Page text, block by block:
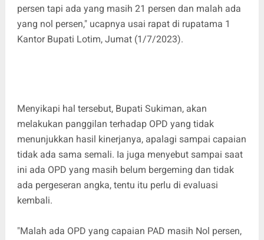
persen tapi ada yang masih 21 persen dan malah ada
yang nol persen," ucapnya usai rapat di rupatama 1
Kantor Bupati Lotim, Jumat (1/7/2023).
Menyikapi hal tersebut, Bupati Sukiman, akan
melakukan panggilan terhadap OPD yang tidak
menunjukkan hasil kinerjanya, apalagi sampai capaian
tidak ada sama semali. Ia juga menyebut sampai saat
ini ada OPD yang masih belum bergeming dan tidak
ada pergeseran angka, tentu itu perlu di evaluasi
kembali.
"Malah ada OPD yang capaian PAD masih Nol persen,